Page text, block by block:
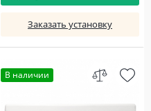
Заказать установку
В наличии